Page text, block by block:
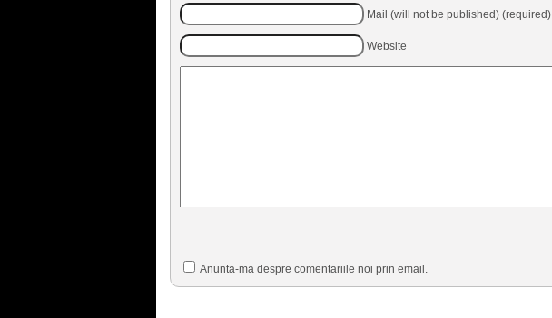
Mail (will not be published) (required)
Website
Anunta-ma despre comentariile noi prin email.